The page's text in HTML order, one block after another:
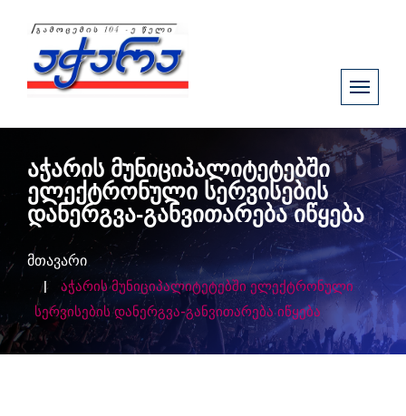
აჭარის მუნიციპალიტეტებში
ელექტრონული სერვისების
დანერგვა-განვითარება იწყება
მთავარი
აჭარის მუნიციპალიტეტებში ელექტრონული
სერვისების დანერგვა-განვითარება იწყება